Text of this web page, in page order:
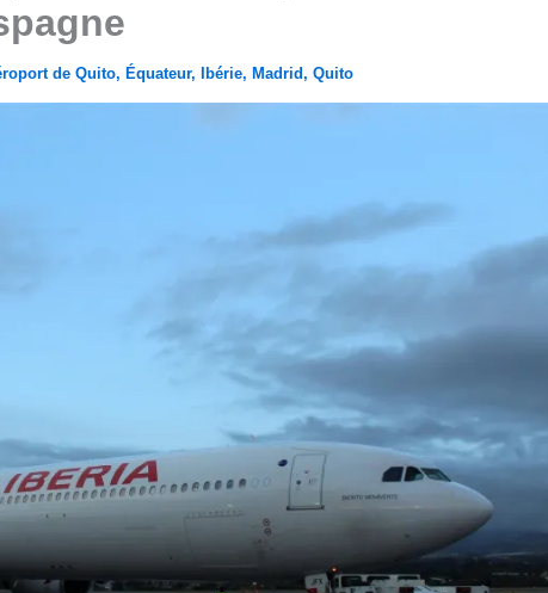
de Quito, Équateur, Ibérie, Madrid, Quito